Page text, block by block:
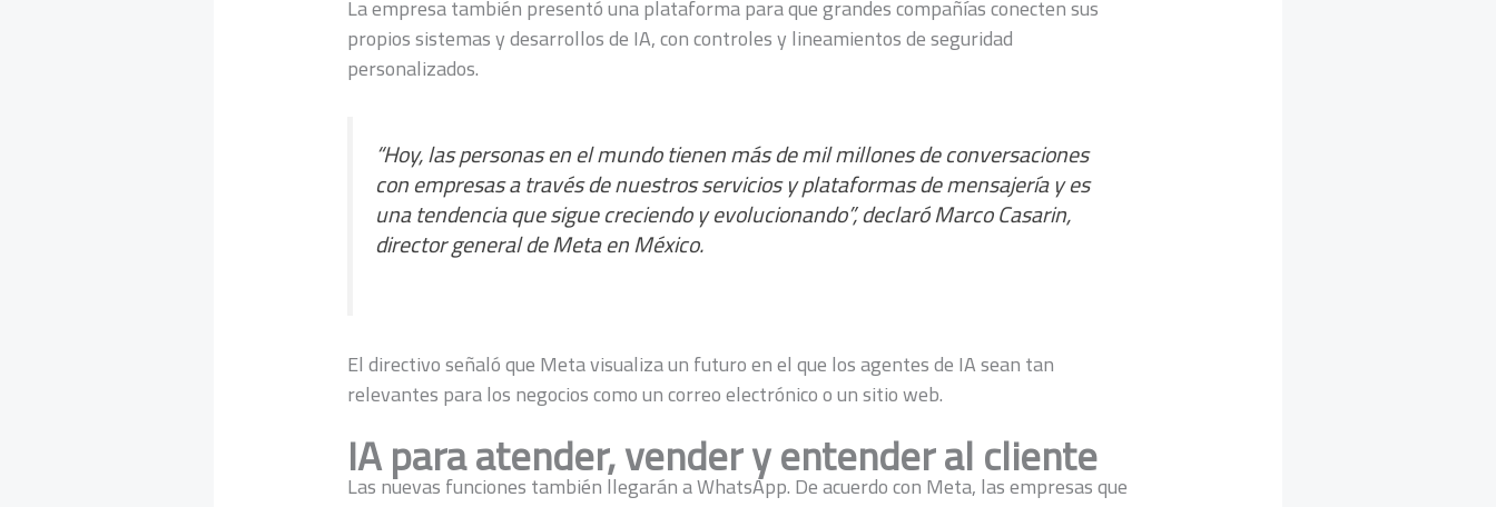
La empresa también presentó una plataforma para que grandes compañías conecten sus
propios sistemas y desarrollos de IA, con controles y lineamientos de seguridad
personalizados.
“Hoy, las personas en el mundo tienen más de mil millones de conversaciones
con empresas a través de nuestros servicios y plataformas de mensajería y es
una tendencia que sigue creciendo y evolucionando”, declaró Marco Casarin,
director general de Meta en México.
El directivo señaló que Meta visualiza un futuro en el que los agentes de IA sean tan
relevantes para los negocios como un correo electrónico o un sitio web.
IA para atender, vender y entender al cliente
Las nuevas funciones también llegarán a WhatsApp. De acuerdo con Meta, las empresas que